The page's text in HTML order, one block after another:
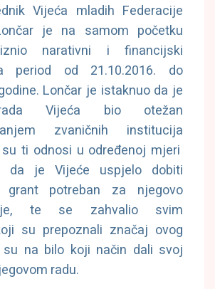
Vijeća mladih Federacije
je na samom početku
narativni i financijski
period od 21.10.2016. do
Lončar je istaknuo da je
Vijeća bio otežan
zvaničnih institucija
ti odnosi u određenoj mjeri
da je Vijeće uspjelo dobiti
potreban za njegovo
te se zahvalio svim
su prepoznali značaj ovog
na bilo koji način dali svoj
radu.